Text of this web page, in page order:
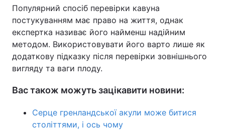
Популярний спосіб перевірки кавуна
постукуванням має право на життя, однак
експертка називає його найменш надійним
методом. Використовувати його варто лише як
додаткову підказку після перевірки зовнішнього
вигляду та ваги плоду.
Вас також можуть зацікавити новини:
Серце гренландської акули може битися
століттями, і ось чому